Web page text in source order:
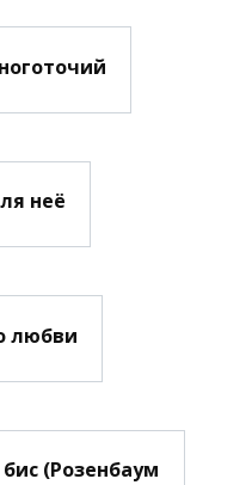
неё
любви
(Розенбаум